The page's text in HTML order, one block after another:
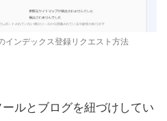
インデックス登録リクエスト方法
ルとブログを紐づけしてい